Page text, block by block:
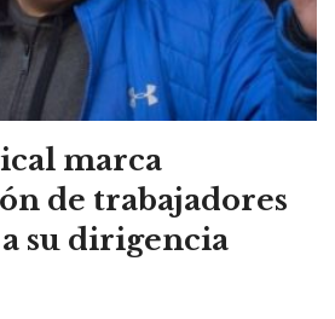
marca
de trabajadores
su dirigencia